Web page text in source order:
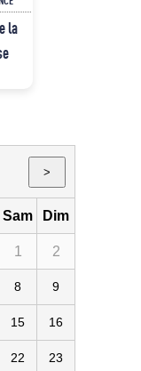
la
>
Sam Dim
1 2
8 9
15 16
22 23